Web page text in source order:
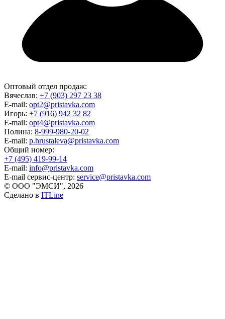
Оптовый отдел продаж:
Вячеслав: +7 (903) 297 23 38
E-mail: opt2@pristavka.com
Игорь: +7 (916) 942 32 82
E-mail: opt4@pristavka.com
Полина: 8-999-980-20-02
E-mail: p.hrustaleva@pristavka.com
Общий номер:
+7 (495) 419-99-14
E-mail: info@pristavka.com
E-mail сервис-центр: service@pristavka.com
© ООО "ЭМСИ", 2026
Сделано в ITLine